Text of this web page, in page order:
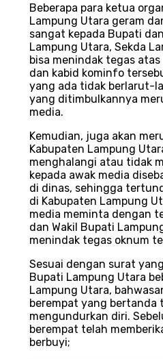
Beberapa para ketua
Lampung Utara geram
sangat kepada Bupati
Lampung Utara, Sekda
bisa menindak tegas
dan kabid kominfo
yang ada tidak berlarut-
yang ditimbulkannya
media.
Kemudian, juga akan
Kabupaten Lampung
menghalangi atau tidak
kepada awak media
di dinas, sehingga
di Kabupaten Lampung
media meminta dengan
dan Wakil Bupati
menindak tegas oknum
Sesuai dengan surat
Bupati Lampung Utara
Lampung Utara,
berempat yang bertanda
mengundurkan diri.
berempat telah
berbuyi;